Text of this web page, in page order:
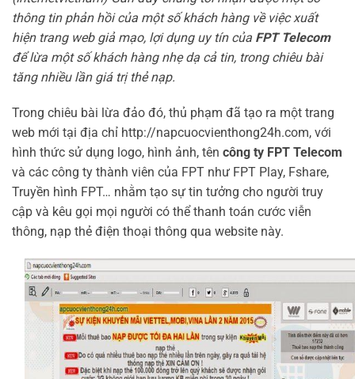
thông tin phản hồi của một số khách hàng về việc xuất
hiện trang web giả mạo, lợi dụng uy tín của FPT Telecom
để lừa một số khách hàng nhẹ dạ cả tin, trong chiêu bài
tăng nhiều lần giá trị thẻ nạp.
Trong chiêu bài lừa đảo đó, thủ phạm đã tạo ra một trang
web mới tại địa chỉ http://napcuocvienthong24h.com, với
hình thức sử dụng logo, hình ảnh, tên công ty FPT Telecom
và các công ty thành viên của FPT như FPT Play, Fshare,
Truyền hình FPT… nhằm tạo sự tin tưởng cho người truy
cập và kêu gọi mọi người có thể thanh toán cước viễn
thông, nạp thẻ điện thoại thông qua website này.